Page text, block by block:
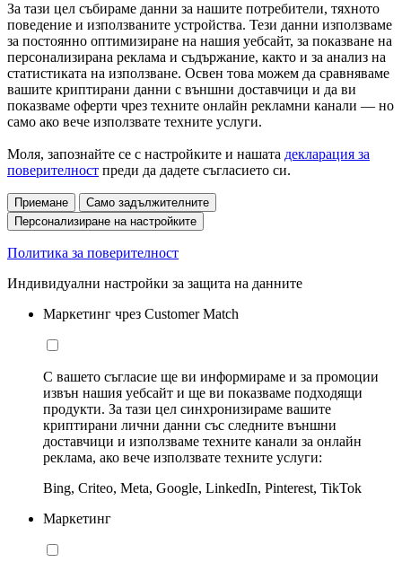
За тази цел събираме данни за нашите потребители, тяхното
поведение и използваните устройства. Тези данни използваме
за постоянно оптимизиране на нашия уебсайт, за показване на
персонализирана реклама и съдържание, както и за анализ на
статистиката на използване. Освен това можем да сравняваме
вашите криптирани данни с външни доставчици и да ви
показваме оферти чрез техните онлайн рекламни канали — но
само ако вече използвате техните услуги.
Моля, запознайте се с настройките и нашата декларация за
поверителност преди да дадете съгласието си.
Приемане
Само задължителните
Персонализиране на настройките
Политика за поверителност
Индивидуални настройки за защита на данните
Маркетинг чрез Customer Match
С вашето съгласие ще ви информираме и за промоции
извън нашия уебсайт и ще ви показваме подходящи
продукти. За тази цел синхронизираме вашите
криптирани лични данни със следните външни
доставчици и използваме техните канали за онлайн
реклама, ако вече използвате техните услуги:
Bing, Criteo, Meta, Google, LinkedIn, Pinterest, TikTok
Маркетинг